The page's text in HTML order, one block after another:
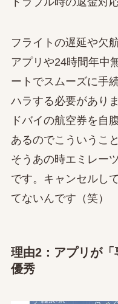
フライトの遅延や欠
アプリや24時間年中
ートでスムーズに手
ハラする必要がありま
ドバイの航空券を自
あるのでこういうこ
そうあの時エミレー
です。キャンセルし
てないんです（笑）
理由2：アプリが
優秀